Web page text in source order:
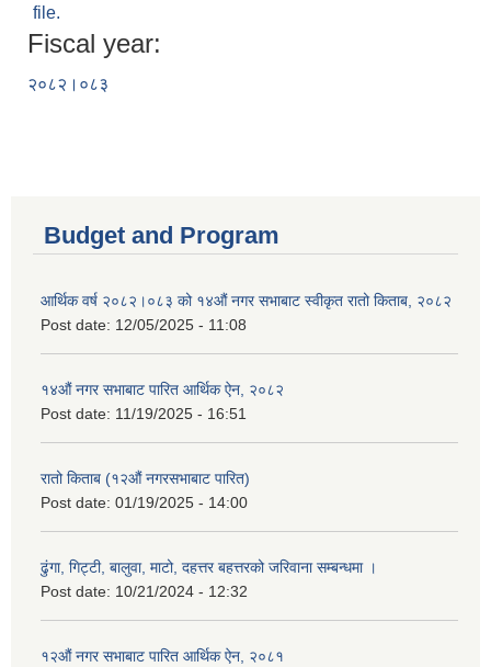
file.
Fiscal year:
२०८२।०८३
Budget and Program
आर्थिक वर्ष २०८२।०८३ को १४औं नगर सभाबाट स्वीकृत रातो किताब, २०८२
Post date: 12/05/2025 - 11:08
१४औं नगर सभाबाट पारित आर्थिक ऐन, २०८२
Post date: 11/19/2025 - 16:51
रातो किताब (१२औं नगरसभाबाट पारित)
Post date: 01/19/2025 - 14:00
ढुंगा, गिट्टी, बालुवा, माटो, दहत्तर बहत्तरको जरिवाना सम्बन्धमा ।
Post date: 10/21/2024 - 12:32
१२औं नगर सभाबाट पारित आर्थिक ऐन, २०८१